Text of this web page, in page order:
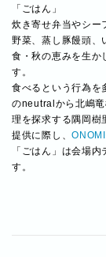
「ごはん」
炊き寄せ弁当やシー
野菜、蒸し豚饅頭、
食・秋の恵みを生か
す。
食べるという行為を
のneutralから北嶋
理を探求する隅岡樹
提供に際し、
「ごはん」は会場
す。